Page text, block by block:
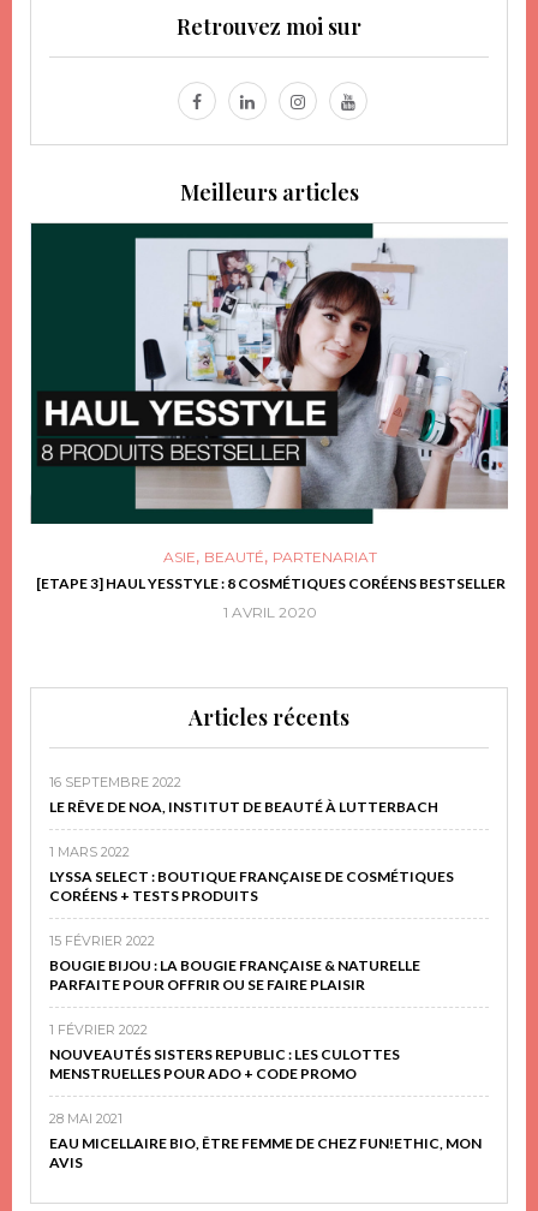
Retrouvez moi sur
Meilleurs articles
ASIE, BEAUTÉ, PARTENARIAT
[ETAPE 3] HAUL YESSTYLE : 8 COSMÉTIQUES CORÉENS BESTSELLER
1 AVRIL 2020
Articles récents
16 SEPTEMBRE 2022
LE RÊVE DE NOA, INSTITUT DE BEAUTÉ À LUTTERBACH
1 MARS 2022
LYSSA SELECT : BOUTIQUE FRANÇAISE DE COSMÉTIQUES
CORÉENS + TESTS PRODUITS
15 FÉVRIER 2022
BOUGIE BIJOU : LA BOUGIE FRANÇAISE & NATURELLE
PARFAITE POUR OFFRIR OU SE FAIRE PLAISIR
1 FÉVRIER 2022
NOUVEAUTÉS SISTERS REPUBLIC : LES CULOTTES
MENSTRUELLES POUR ADO + CODE PROMO
28 MAI 2021
EAU MICELLAIRE BIO, ÊTRE FEMME DE CHEZ FUN!ETHIC, MON
AVIS